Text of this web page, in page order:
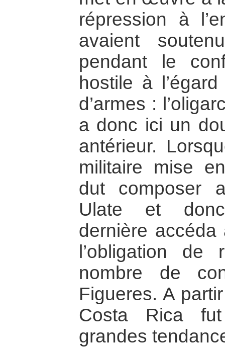
répression à
avaient
pendant le
hostile à
d’armes :
a donc ici un
antérieur.
militaire mise
dut composer
Ulate et donc
dernière
l’obligation de
nombre de
Figueres. A
Costa Rica
grandes